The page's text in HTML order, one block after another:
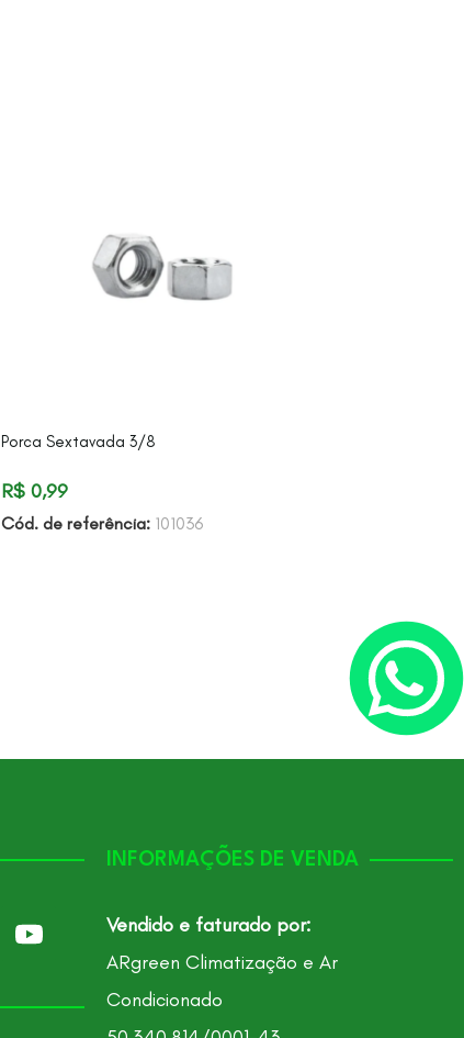
Porca Sextavada 3/8
R$0,99
Cód. de referência: 101036
INFORMAÇÕES DE VENDA
Vendido e faturado por:
ARgreen Climatização e Ar
Condicionado